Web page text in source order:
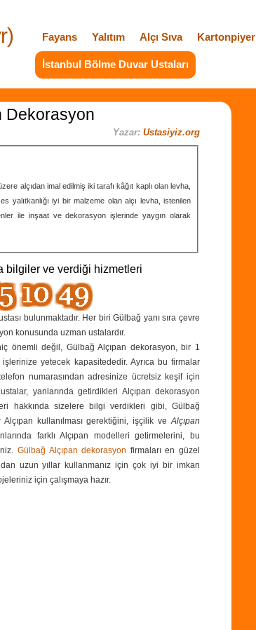
Fayans Yalıtım Alçı Sıva Kartonpiyer
İstanbul Bölme Duvar Ustaları
Dekorasyon
Yazar: Ustasiyiz.org
alçıdan imal edilmiş iki tarafı kâğıt kaplı olan levha,
yalıtkanlığı iyi bir malzeme olan alçı levha, istenilen
ile inşaat ve dekorasyon işlerinde yaygın olarak
bilgiler ve verdiği hizmetleri
bulunmaktadır. Her biri Gülbağ yanı sıra çevre
konusunda uzman ustalardır.
önemli değil, Gülbağ Alçıpan dekorasyon, bir 1
yetecek kapasitededir. Ayrıca bu firmalar
numarasından adresinize ücretsiz keşif için
yanlarında getirdikleri Alçıpan dekorasyon
hakkında sizelere bilgi verdikleri gibi, Gülbağ
kullanılması gerektiğini, işçilik ve Alçıpan
farklı Alçıpan modelleri getirmelerini, bu
Gülbağ Alçıpan dekorasyon firmaları en güzel
uzun yıllar kullanmanız için çok iyi bir imkan
için çalışmaya hazır.